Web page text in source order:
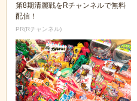
第8期清麗戦をRチャンネルで無料
配信！
PR(Rチャンネル)